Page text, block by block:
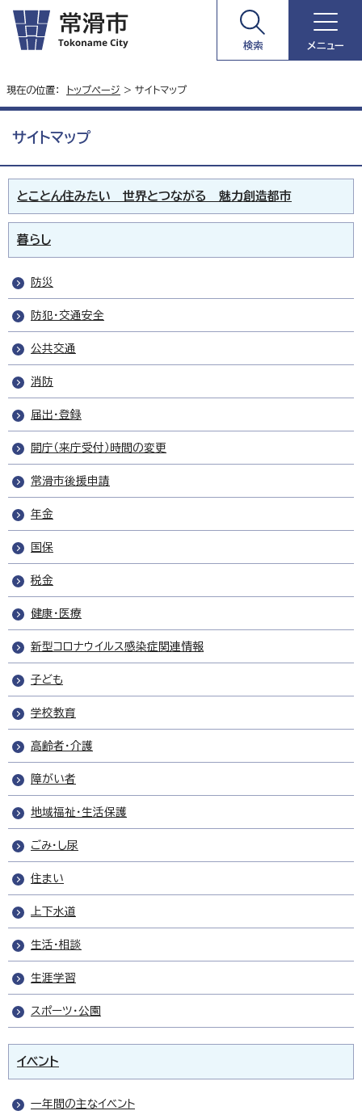
検索 メニュー
現在の位置： トップページ > サイトマップ
サイトマップ
とことん住みたい 世界とつながる 魅力創造都市
暮らし
防災
防犯・交通安全
公共交通
消防
届出・登録
開庁（来庁受付）時間の変更
常滑市後援申請
年金
国保
税金
健康・医療
新型コロナウイルス感染症関連情報
子ども
学校教育
高齢者・介護
障がい者
地域福祉・生活保護
ごみ・し尿
住まい
上下水道
生活・相談
生涯学習
スポーツ・公園
イベント
一年間の主なイベント